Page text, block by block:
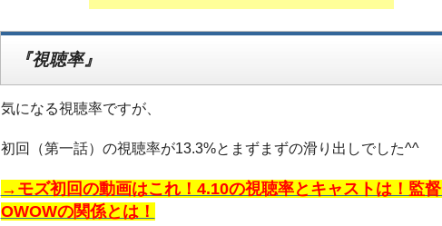
『視聴率』
気になる視聴率ですが、
初回（第一話）の視聴率が13.3%とまずまずの滑り出しでした^^
→モズ初回の動画はこれ！4.10の視聴率とキャストは！監
OWOWの関係とは！